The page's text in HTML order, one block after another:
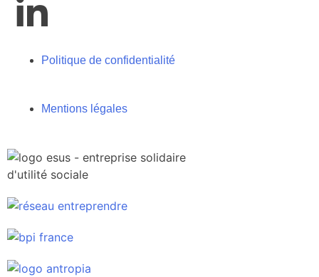
Politique de confidentialité
Mentions légales